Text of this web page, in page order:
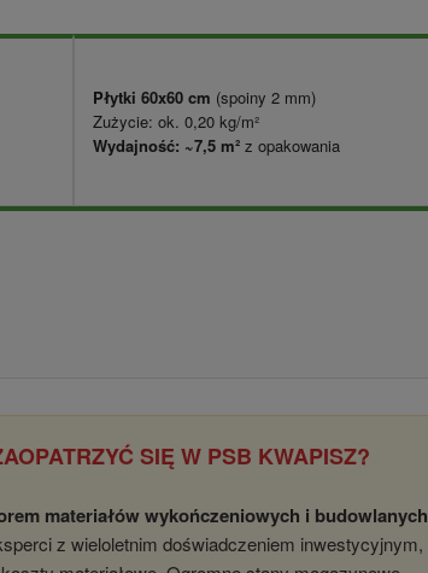
Płytki 60x60 cm (spoiny 2 mm)
Zużycie: ok. 0,20 kg/m²
Wydajność: ~7,5 m²z opakowania
SIĘ W PSB KWAPISZ?
materiałów wykończeniowych i budowlanych
z wieloletnim doświadczeniem inwestycyjnym,